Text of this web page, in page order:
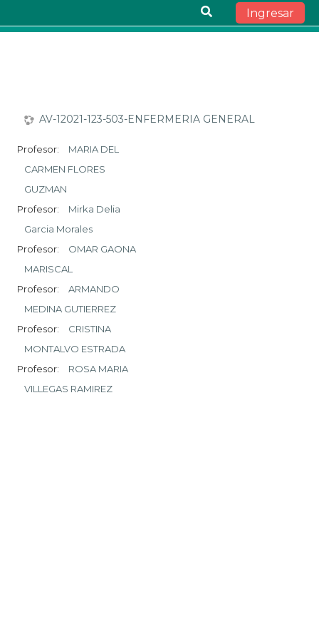
Ingresar
AV-12021-123-503-ENFERMERIA GENERAL
Profesor:
MARIA DEL
CARMEN FLORES
GUZMAN
Profesor:
Mirka Delia
Garcia Morales
Profesor:
OMAR GAONA
MARISCAL
Profesor:
ARMANDO
MEDINA GUTIERREZ
Profesor:
CRISTINA
MONTALVO ESTRADA
Profesor:
ROSA MARIA
VILLEGAS RAMIREZ